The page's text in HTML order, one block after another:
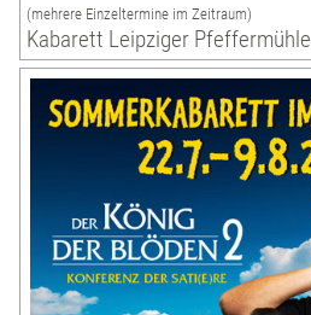
(mehrere Einzeltermine im Zeitraum)
Kabarett Leipziger Pfeffermühle